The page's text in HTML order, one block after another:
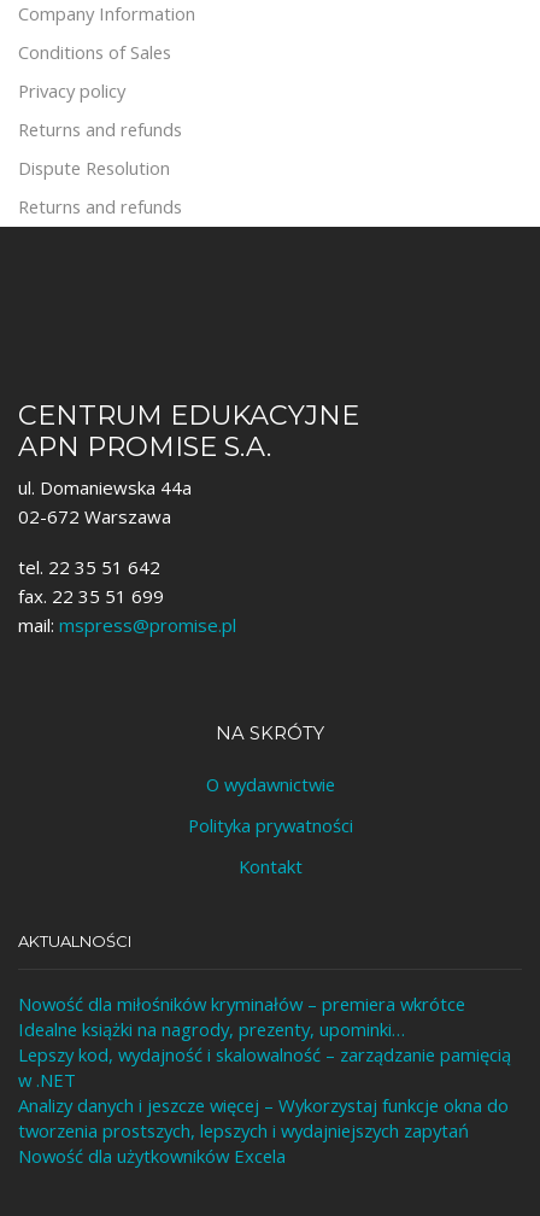
Company Information
Conditions of Sales
Privacy policy
Returns and refunds
Dispute Resolution
Returns and refunds
CENTRUM EDUKACYJNE
APN PROMISE S.A.
ul. Domaniewska 44a
02-672 Warszawa
tel. 22 35 51 642
fax. 22 35 51 699
mail: mspress@promise.pl
NA SKRÓTY
O wydawnictwie
Polityka prywatności
Kontakt
AKTUALNOŚCI
Nowość dla miłośników kryminałów – premiera wkrótce
Idealne książki na nagrody, prezenty, upominki…
Lepszy kod, wydajność i skalowalność – zarządzanie pamięcią
w .NET
Analizy danych i jeszcze więcej – Wykorzystaj funkcje okna do
tworzenia prostszych, lepszych i wydajniejszych zapytań
Nowość dla użytkowników Excela